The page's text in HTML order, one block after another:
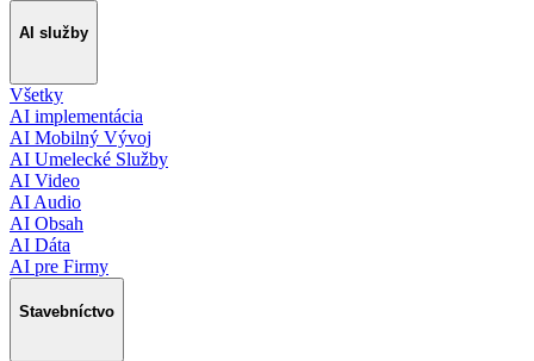
AI služby
Všetky
AI implementácia
AI Mobilný Vývoj
AI Umelecké Služby
AI Video
AI Audio
AI Obsah
AI Dáta
AI pre Firmy
Stavebníctvo